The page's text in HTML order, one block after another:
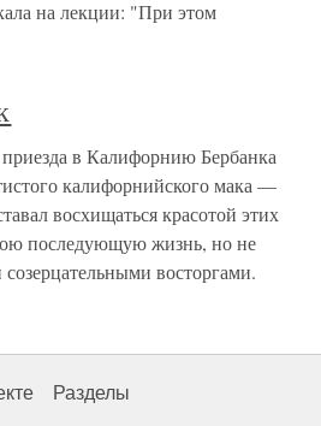
на лекции: "При этом
в Калифорнию Бербанка
калифорнийского мака —
восхищаться красотой этих
последующую жизнь, но не
восторгами.
Разделы